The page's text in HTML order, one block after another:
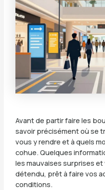
Avant de partir faire les
savoir précisément où se
vous y rendre et à quels
cohue. Quelques
les mauvaises surprises
détendu, prêt à faire vos
conditions.